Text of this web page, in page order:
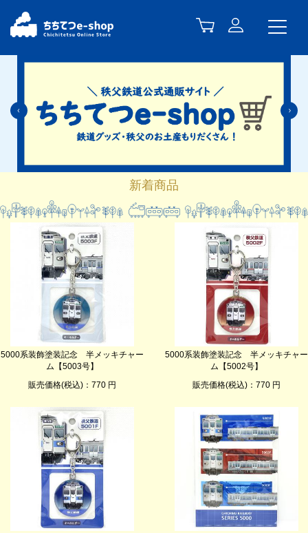
Previous
新着商品
5000系装飾塗装記念 半メッキチャー
ム【5003号】
販売価格(税込)：770 円
5000系装飾塗装記念 半メッキチャー
ム【5002号】
販売価格(税込)：770 円